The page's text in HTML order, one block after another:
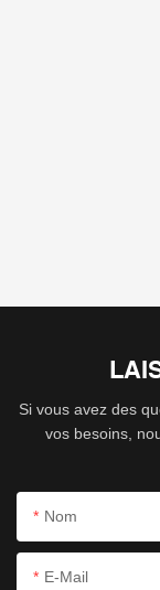
Si vous avez des
vos besoins,
Nom
E-Mail